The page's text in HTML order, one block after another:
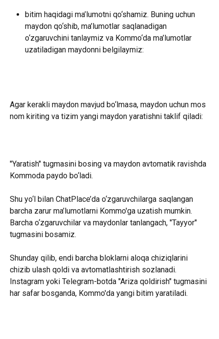
bitim haqidagi ma’lumotni qo‘shamiz. Buning uchun
maydon qo‘shib, ma’lumotlar saqlanadigan
o‘zgaruvchini tanlaymiz va Kommo‘da ma’lumotlar
uzatiladigan maydonni belgilaymiz:
Agar kerakli maydon mavjud bo‘lmasa, maydon uchun mos
nom kiriting va tizim yangi maydon yaratishni taklif qiladi:
"Yaratish" tugmasini bosing va maydon avtomatik ravishda
Kommoda paydo bo‘ladi.
Shu yo‘l bilan ChatPlace’da o‘zgaruvchilarga saqlangan
barcha zarur ma’lumotlarni Kommo'ga uzatish mumkin.
Barcha o‘zgaruvchilar va maydonlar tanlangach, "Tayyor"
tugmasini bosamiz.
Shunday qilib, endi barcha bloklarni aloqa chiziqlarini
chizib ulash qoldi va avtomatlashtirish sozlanadi.
Instagram yoki Telegram-botda "Ariza qoldirish" tugmasini
har safar bosganda, Kommo'da yangi bitim yaratiladi.